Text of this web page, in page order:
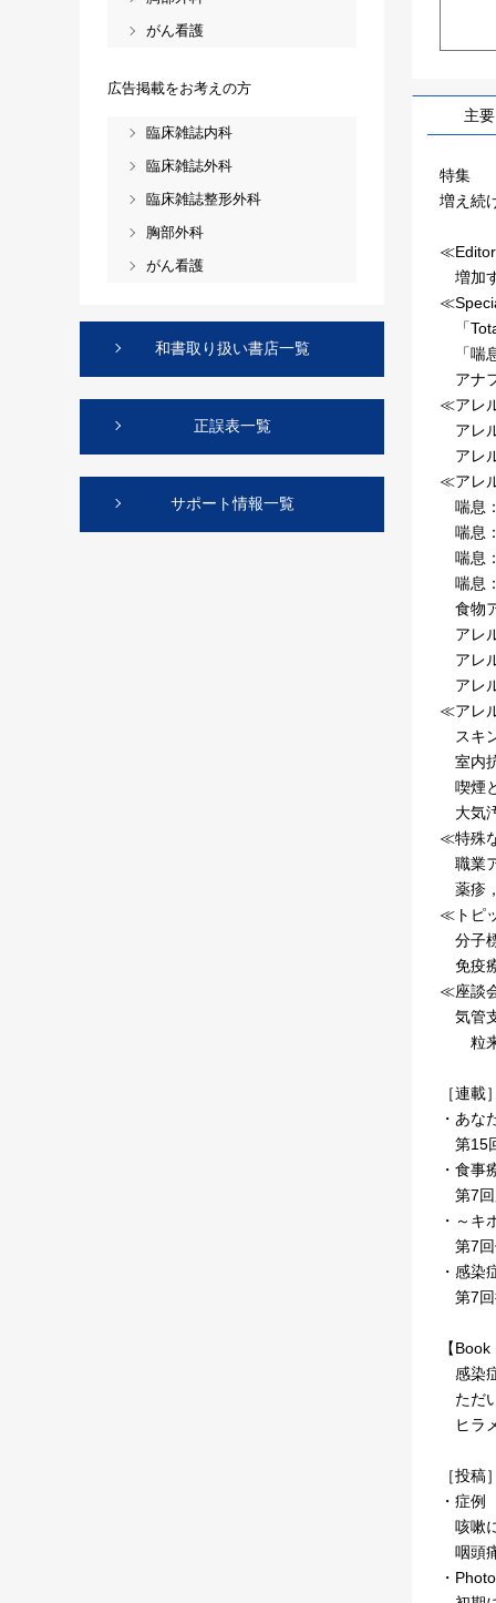
主
特集
増え続
増加
「
「喘
アナ
≪アレ
アレ
アレ
≪アレ
喘息
喘息
喘息
喘息
食物
アレ
アレ
アレ
≪アレ
スキ
室内
喫煙
大気
≪特殊
職業
薬疹
≪トピ
分子
免疫
≪座談
気管
粒来
［連載
・あな
第15
・食事
第7
・～キ
第7回
・感染
第7回
【
感染
ただ
ヒラ
［投稿
・症例
咳嗽
咽頭
・
がん看護
広告掲載をお考えの方
臨床雑誌内科
臨床雑誌外科
臨床雑誌整形外科
胸部外科
がん看護
和書取り扱い書店一覧
正誤表一覧
サポート情報一覧